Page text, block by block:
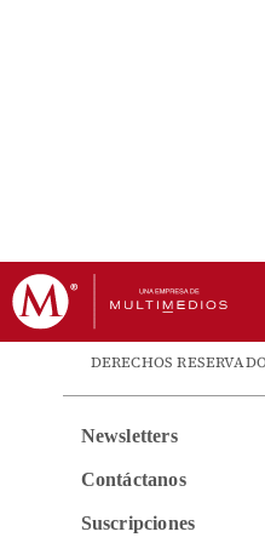
DERECHOS
Newsletters
Contáctanos
Suscripciones